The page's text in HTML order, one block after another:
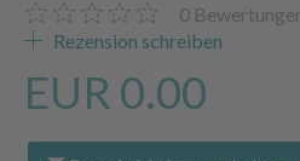
0
Rezension schreiben
EUR 0.00